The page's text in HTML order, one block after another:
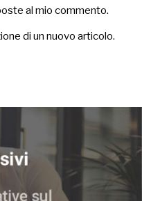
al mio commento.
di un nuovo articolo.